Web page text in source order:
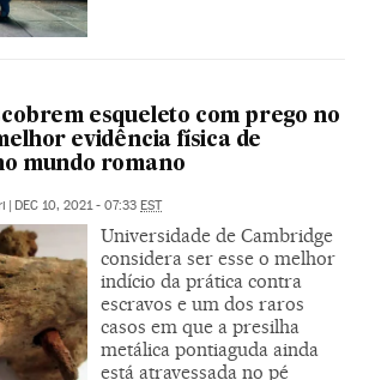
esqueleto com prego no
evidência física de
mundo romano
| DEC 10, 2021 - 07:33 EST
Universidade de Cambridge
considera ser esse o melhor
indício da prática contra
escravos e um dos raros
casos em que a presilha
metálica pontiaguda ainda
está atravessada no pé